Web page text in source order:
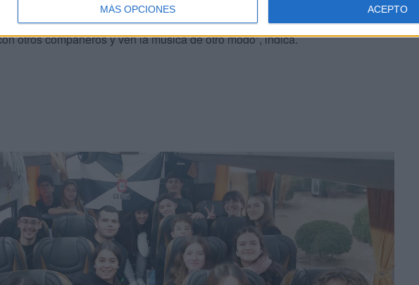
MÁS OPCIONES ACEPTO
mucho. Estamos preparando obras muy bonitas”, expresa Huertas. “Así
otros compañeros y ven la música de otro modo”, indica.